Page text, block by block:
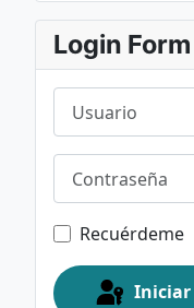
Login Form
Recuérdeme
Iniciar